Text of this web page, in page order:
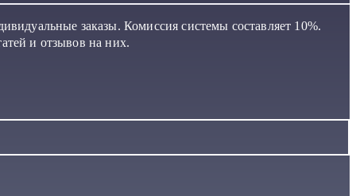
заказы. Комиссия системы составляет 10%.
и отзывов на них.